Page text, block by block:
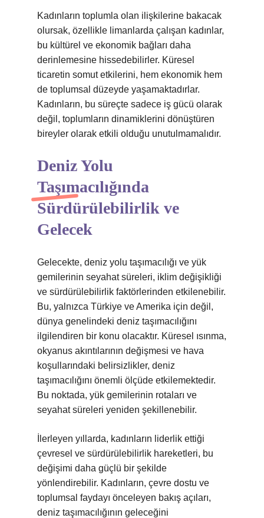
Kadınların toplumla olan ilişkilerine bakacak
olursak, özellikle limanlarda çalışan kadınlar,
bu kültürel ve ekonomik bağları daha
derinlemesine hissedebilirler. Küresel
ticaretin somut etkilerini, hem ekonomik hem
de toplumsal düzeyde yaşamaktadırlar.
Kadınların, bu süreçte sadece iş gücü olarak
değil, toplumların dinamiklerini dönüştüren
bireyler olarak etkili olduğu unutulmamalıdır.
Deniz Yolu
Taşımacılığında
Sürdürülebilirlik ve
Gelecek
Gelecekte, deniz yolu taşımacılığı ve yük
gemilerinin seyahat süreleri, iklim değişikliği
ve sürdürülebilirlik faktörlerinden etkilenebilir.
Bu, yalnızca Türkiye ve Amerika için değil,
dünya genelindeki deniz taşımacılığını
ilgilendiren bir konu olacaktır. Küresel ısınma,
okyanus akıntılarının değişmesi ve hava
koşullarındaki belirsizlikler, deniz
taşımacılığını önemli ölçüde etkilemektedir.
Bu noktada, yük gemilerinin rotaları ve
seyahat süreleri yeniden şekillenebilir.
İlerleyen yıllarda, kadınların liderlik ettiği
çevresel ve sürdürülebilirlik hareketleri, bu
değişimi daha güçlü bir şekilde
yönlendirebilir. Kadınların, çevre dostu ve
toplumsal faydayı önceleyen bakış açıları,
deniz taşımacılığının geleceğini